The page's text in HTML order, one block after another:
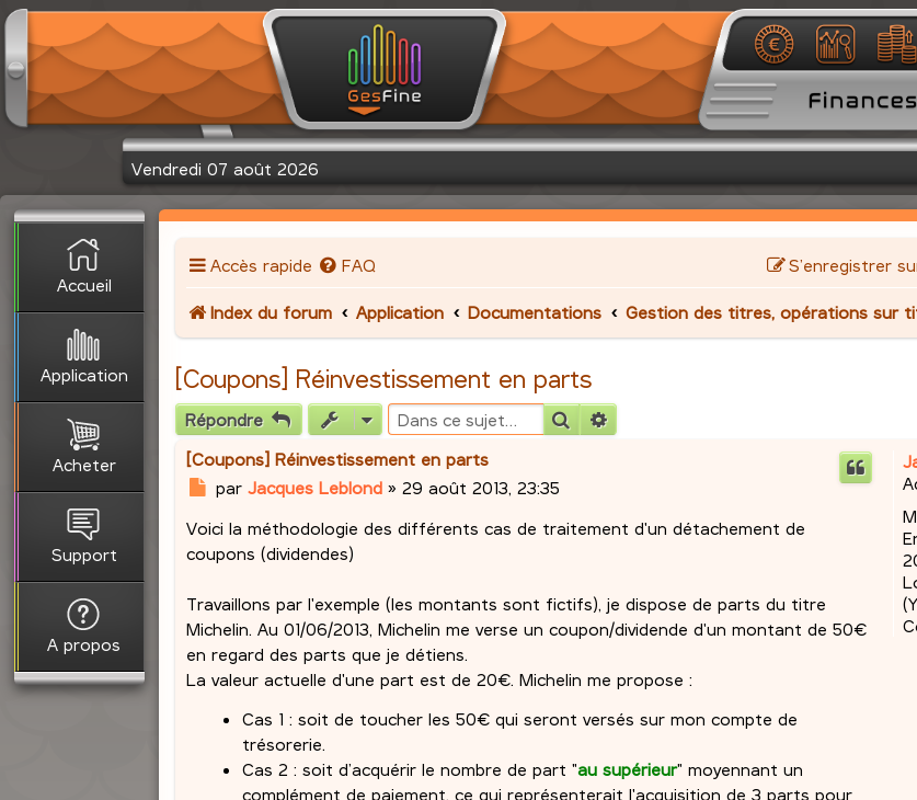
Vendredi 07 août 2026
Accueil
Application
Acheter
Support
A propos
Accès rapide FAQ S’enregistrer
Index du forum Application Documentations Gestion des titres, opérations sur
[Coupons] Réinvestissement en parts
Répondre Rechercher
[Coupons] Réinvestissement en parts
M
s
s
e
par Jacques Leblond » 29 août 2013, 23:35
Voici la méthodologie des différents cas de traitement d'un détachement de
coupons (dividendes)
Travaillons par l'exemple (les montants sont fictifs), je dispose de parts du titre
Michelin. Au 01/06/2013, Michelin me verse un coupon/dividende d'un montant de 50€
en regard des parts que je détiens.
La valeur actuelle d'une part est de 20€. Michelin me propose :
Cas 1 : soit de toucher les 50€ qui seront versés sur mon compte de
trésorerie.
Cas 2 : soit d’acquérir le nombre de part "au supérieur" moyennant un
complément de paiement, ce qui représenterait l'acquisition de 3 parts pour